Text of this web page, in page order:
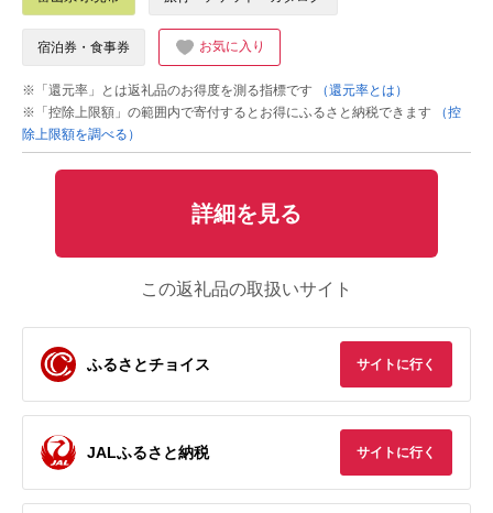
宿泊券・食事券 お気に入り
※「還元率」とは返礼品のお得度を測る指標です
（還元率とは）
※「控除上限額」の範囲内で寄付するとお得にふるさと納税できます
（控
除上限額を調べる）
詳細を見る
この返礼品の取扱いサイト
ふるさとチョイス サイトに行く
JALふるさと納税 サイトに行く